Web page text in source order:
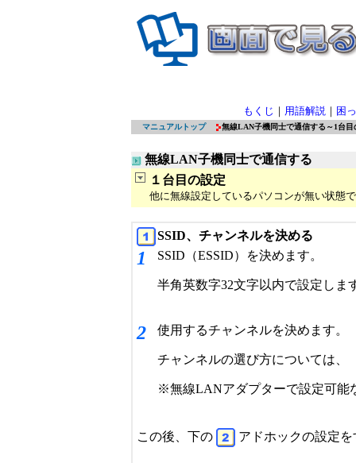
もくじ ｜ 用語解説 ｜ 困
マニュアルトップ 無線LAN子機同士で通信する ～1台
無線LAN子機同士で通信する
１台目の設定
他に無線設定しているパソコンが無い状態
SSID、チャンネルを決める
1 SSID（ESSID）を決めます。
半角英数字32文字以内で設定しま
2 使用するチャンネルを決めます。
チャンネルの選び方については、
※無線LANアダプターで設定可能
この後、 下の アドホックの設定